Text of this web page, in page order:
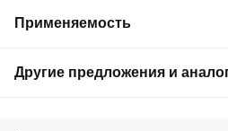
Применяемость
Другие предложения и